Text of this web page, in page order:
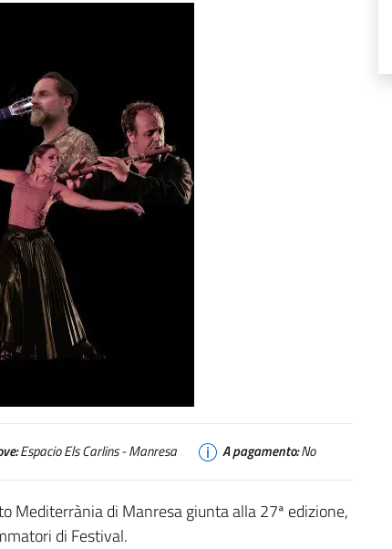
Espacio Els Carlins - Manresa A pagamento:No
Mediterrània di Manresa giunta alla 27ª edizione,
di Festival.